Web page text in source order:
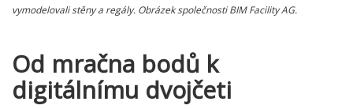
vymodelovali stěny a regály. Obrázek společnosti BIM Facility AG.
Od mračna bodů k
digitálnímu dvojčeti